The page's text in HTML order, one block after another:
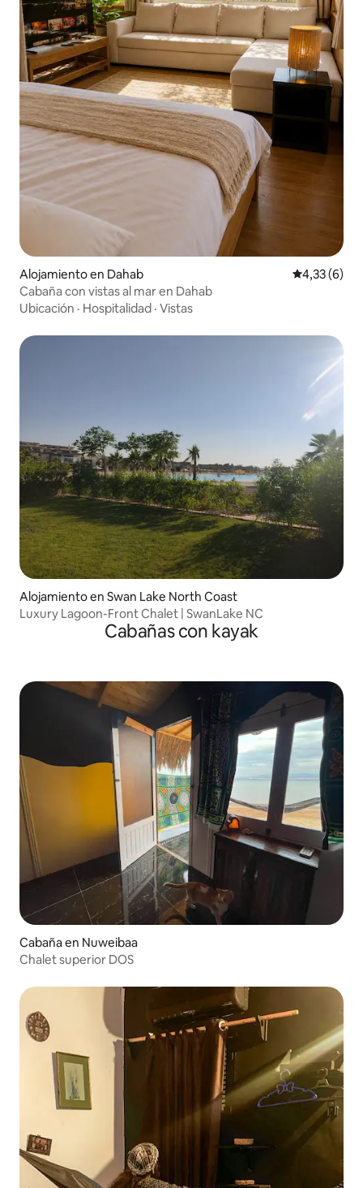
Alojamiento en Dahab Calificación
4,33 (6)
Cabaña con vistas al mar en Dahab
Ubicación · Hospitalidad · Vistas
Alojamiento en Swan Lake North Coast
Luxury Lagoon-Front Chalet | SwanLake NC
Cabañas con kayak
Cabaña en Nuweibaa
Chalet superior DOS